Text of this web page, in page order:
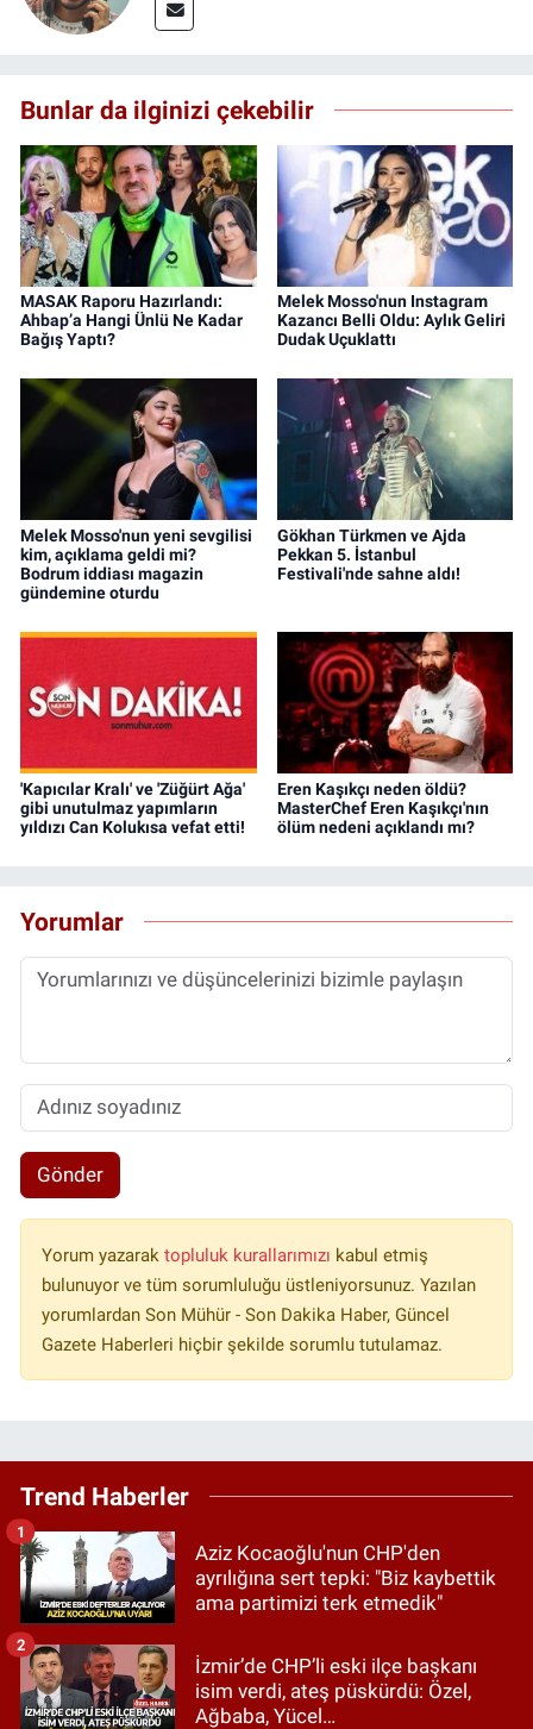
Bunlar da ilginizi çekebilir
MASAK Raporu Hazırlandı:
Ahbap’a Hangi Ünlü Ne Kadar
Bağış Yaptı?
Melek Mosso'nun Instagram
Kazancı Belli Oldu: Aylık Geliri
Dudak Uçuklattı
Melek Mosso'nun yeni sevgilisi
kim, açıklama geldi mi?
Bodrum iddiası magazin
gündemine oturdu
Gökhan Türkmen ve Ajda
Pekkan 5. İstanbul
Festivali'nde sahne aldı!
'Kapıcılar Kralı' ve 'Züğürt Ağa'
gibi unutulmaz yapımların
yıldızı Can Kolukısa vefat etti!
Eren Kaşıkçı neden öldü?
MasterChef Eren Kaşıkçı'nın
ölüm nedeni açıklandı mı?
Yorumlar
Gönder
Yorum yazarak topluluk kurallarımızı kabul etmiş
bulunuyor ve tüm sorumluluğu üstleniyorsunuz. Yazılan
yorumlardan Son Mühür - Son Dakika Haber, Güncel
Gazete Haberleri hiçbir şekilde sorumlu tutulamaz.
Trend Haberler
Aziz Kocaoğlu'nun CHP'den
ayrılığına sert tepki: "Biz kaybettik
ama partimizi terk etmedik"
1
İzmir’de CHP’li eski ilçe başkanı
isim verdi, ateş püskürdü: Özel,
Ağbaba, Yücel…
2